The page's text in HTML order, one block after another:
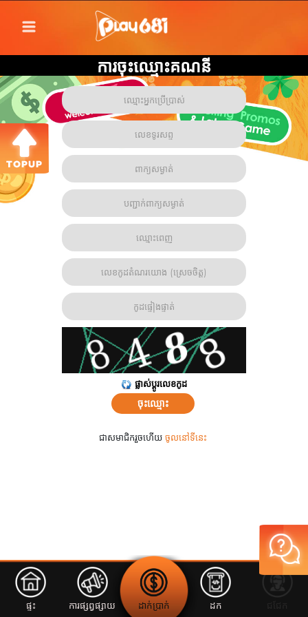
ការចុះឈ្មោះគណនី
ផ្លាស់ប្តូរលេខកូដ
ចុះឈ្មោះ
ជាសមាជិករួចហើយ ចូលនៅទីនេះ
ផ្ទះ ការផ្សព្វផ្សាយ ដាក់ប្រាក់ ដក